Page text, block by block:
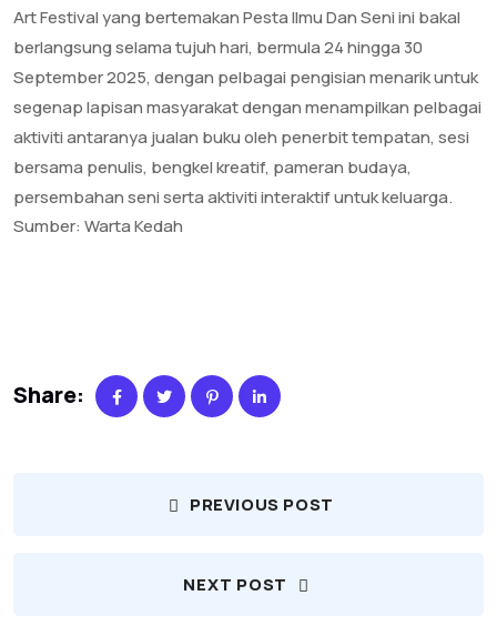
Art Festival yang bertemakan Pesta Ilmu Dan Seni ini bakal
berlangsung selama tujuh hari, bermula 24 hingga 30
September 2025, dengan pelbagai pengisian menarik untuk
segenap lapisan masyarakat dengan menampilkan pelbagai
aktiviti antaranya jualan buku oleh penerbit tempatan, sesi
bersama penulis, bengkel kreatif, pameran budaya,
persembahan seni serta aktiviti interaktif untuk keluarga.
Sumber: Warta Kedah
Share:
PREVIOUS POST
NEXT POST